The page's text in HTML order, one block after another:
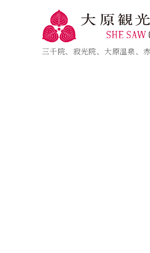
三千院、寂光院、大原温泉、